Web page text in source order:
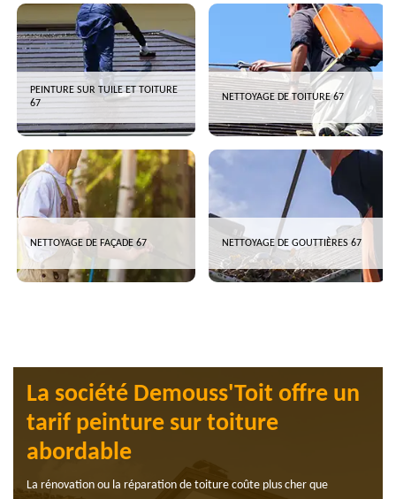
PEINTURE SUR TUILE ET TOITURE
67
NETTOYAGE DE TOITURE 67
NETTOYAGE DE FAÇADE 67 NETTOYAGE DE GOUTTIÈRES 67
La société Demouss'Toit offre un
tarif peinture sur toiture
abordable
La rénovation ou la réparation de toiture coûte plus cher que